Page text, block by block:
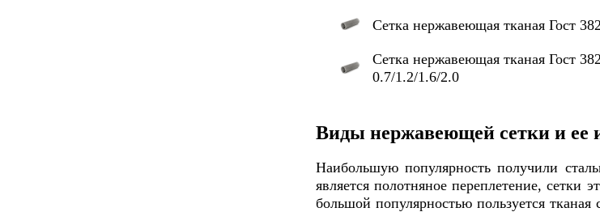
Сетка нержавеющая тканая Гост
Сетка нержавеющая тканая Гост
0.7/1.2/1.6/2.0
Виды нержавеющей сетки и ее
Наибольшую популярность получили
является полотняное переплетение, сетки
большой популярностью пользуется